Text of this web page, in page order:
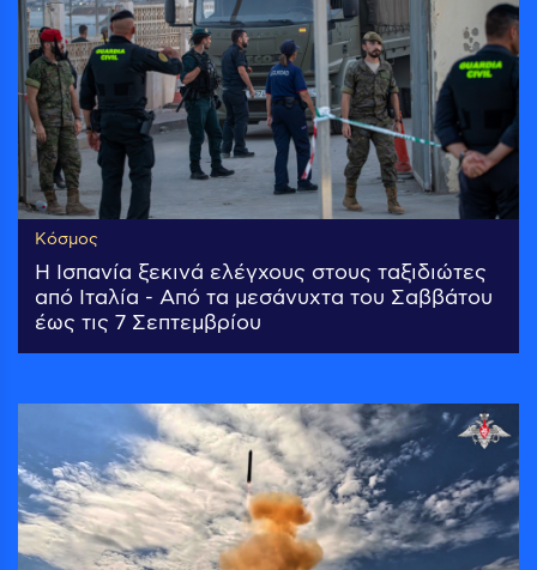
Κόσμος
Η Ισπανία ξεκινά ελέγχους στους ταξιδιώτες
από Ιταλία - Από τα μεσάνυχτα του Σαββάτου
έως τις 7 Σεπτεμβρίου